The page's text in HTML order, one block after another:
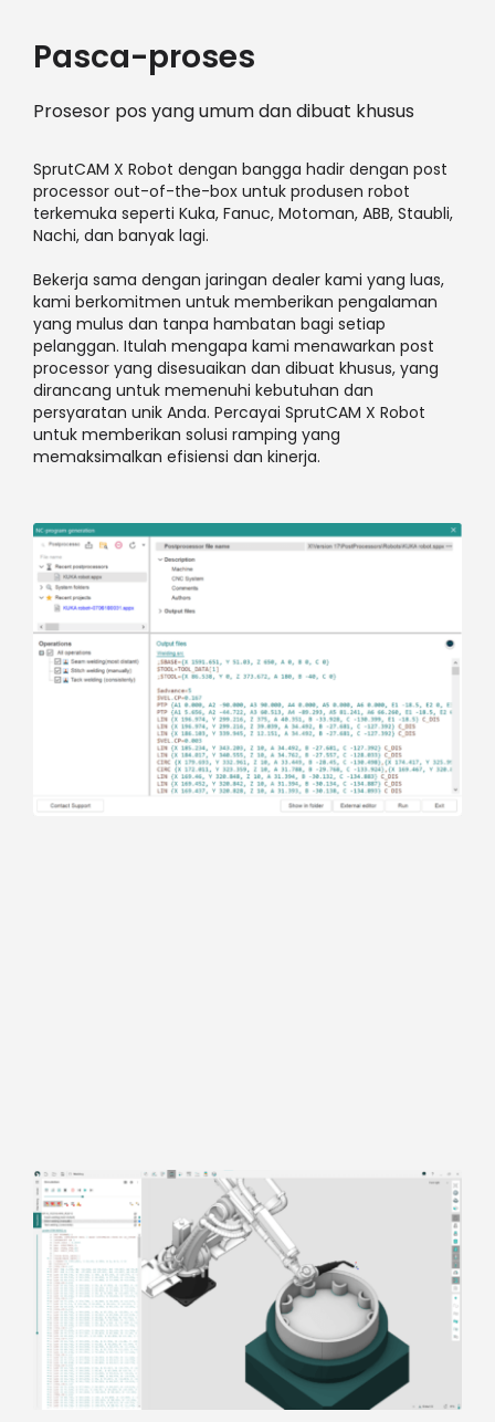
Pasca-proses
Prosesor pos yang umum dan dibuat khusus
SprutCAM X Robot dengan bangga hadir dengan post
processor out-of-the-box untuk produsen robot
terkemuka seperti Kuka, Fanuc, Motoman, ABB, Staubli,
Nachi, dan banyak lagi.
Bekerja sama dengan jaringan dealer kami yang luas,
kami berkomitmen untuk memberikan pengalaman
yang mulus dan tanpa hambatan bagi setiap
pelanggan. Itulah mengapa kami menawarkan post
processor yang disesuaikan dan dibuat khusus, yang
dirancang untuk memenuhi kebutuhan dan
persyaratan unik Anda. Percayai SprutCAM X Robot
untuk memberikan solusi ramping yang
memaksimalkan efisiensi dan kinerja.